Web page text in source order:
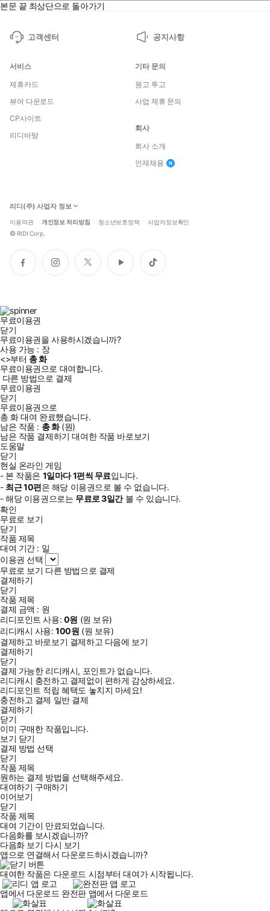
본문 끝 최상단으로 돌아가기
고객센터 공지사항
서비스
제휴카드
뷰어 다운로드
CP사이트
리디바탕
기타 문의
원고 투고
사업 제휴 문의
회사
회사 소개
인재채용
리디(주) 사업자 정보
이용약관 개인정보 처리방침 청소년보호정책 사업자정보확인
© RIDI Corp.
페
이
인
스
트
위
유
튜
틱
톡
무료이용권
닫기
무료이용권을 사용하시겠습니까?
사용 가능 : 장
<>부터 총화
무료이용권으로 대여합니다.
다른 방법으로 결제
무료이용권
닫기
무료이용권으로
총 화대여 완료했습니다.
남은 작품 : 총화(원)
남은 작품 결제하기 대여한 작품 바로보기
도움말
닫기
현실 온라인 게임
- 본 작품은 1일마다1편씩 무료입니다.
- 최근10편은 해당 이용권으로 볼 수 없습니다.
- 해당 이용권으로는 무료로3일간볼 수 있습니다.
확인
무료로 보기
닫기
작품 제목
대여 기간 : 일
이용권 선택
무료로 보기 다른 방법으로 결제
결제하기
닫기
작품 제목
결제 금액 : 원
리디포인트 사용: 0원 (원 보유)
리디캐시 사용:100원 (원 보유)
결제하고 바로보기 결제하고 다음에 보기
결제하기
닫기
결제 가능한 리디캐시, 포인트가 없습니다.
리디캐시 충전하고 결제없이 편하게 감상하세요.
리디포인트 적립 혜택도 놓치지 마세요!
충전하고 결제 일반 결제
결제하기
닫기
이미 구매한 작품입니다.
보기 닫기
결제 방법 선택
닫기
작품 제목
원하는 결제 방법을 선택해주세요.
대여하기 구매하기
이어보기
닫기
작품 제목
대여 기간이 만료되었습니다.
다음화를 보시겠습니까?
다음화 보기 다시 보기
앱으로 연결해서 다운로드하시겠습니까?
대여한 작품은 다운로드 시점부터 대여가 시작됩니다.
앱에서 다운로드 완전판 앱에서 다운로드